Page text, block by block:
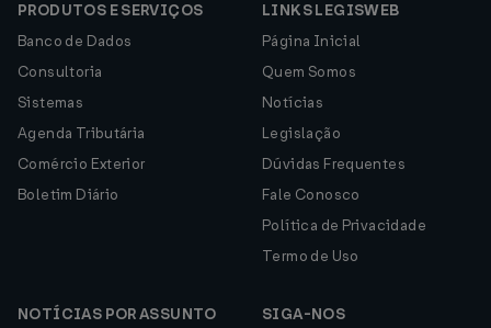
PRODUTOS E SERVIÇOS
Banco de Dados
Consultoria
Sistemas
Agenda Tributária
Comércio Exterior
Boletim Diário
LINKS LEGISWEB
Página Inicial
Quem Somos
Notícias
Legislação
Dúvidas Frequentes
Fale Conosco
Política de Privacidade
Termo de Uso
NOTÍCIAS POR ASSUNTO
SIGA-NOS